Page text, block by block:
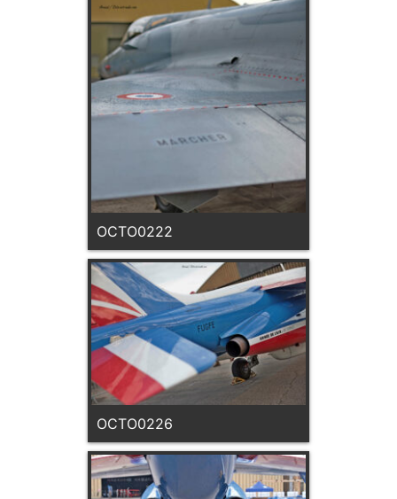
OCTO0222
OCTO0226